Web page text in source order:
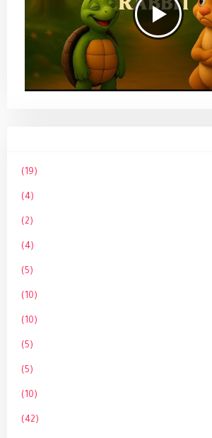
(19)
(4)
(2)
(4)
(5)
(10)
(10)
(5)
(5)
(10)
(42)